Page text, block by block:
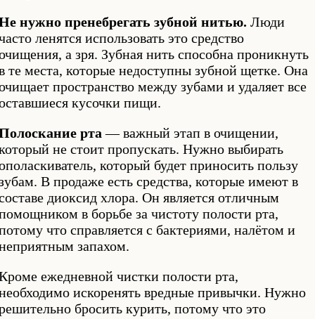
нужно пренебрегать зубной нитью. Люди
ленятся использовать это средство
а зря. Зубная нить способна проникнуть
те места, которые недоступны зубной щетке. Она
пространство между зубами и удаляет все
кусочки пищи.
рта— важный этап в очищении,
не стоит пропускать. Нужно выбирать
который будет приносить пользу
В продаже есть средства, которые имеют в
диоксид хлора. Он является отличным
в борьбе за чистоту полости рта,
что справляется с бактериями, налётом и
запахом.
ежедневной чистки полости рта,
искоренять вредные привычки. Нужно
бросить курить, потому что это